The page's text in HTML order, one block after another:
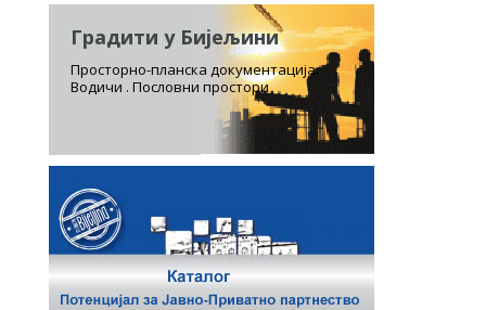
Градити у Бијељини
Просторно-планска документација.
Водичи . Пословни простори